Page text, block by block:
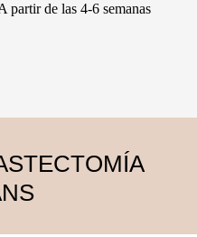
partir de las 4-6 semanas